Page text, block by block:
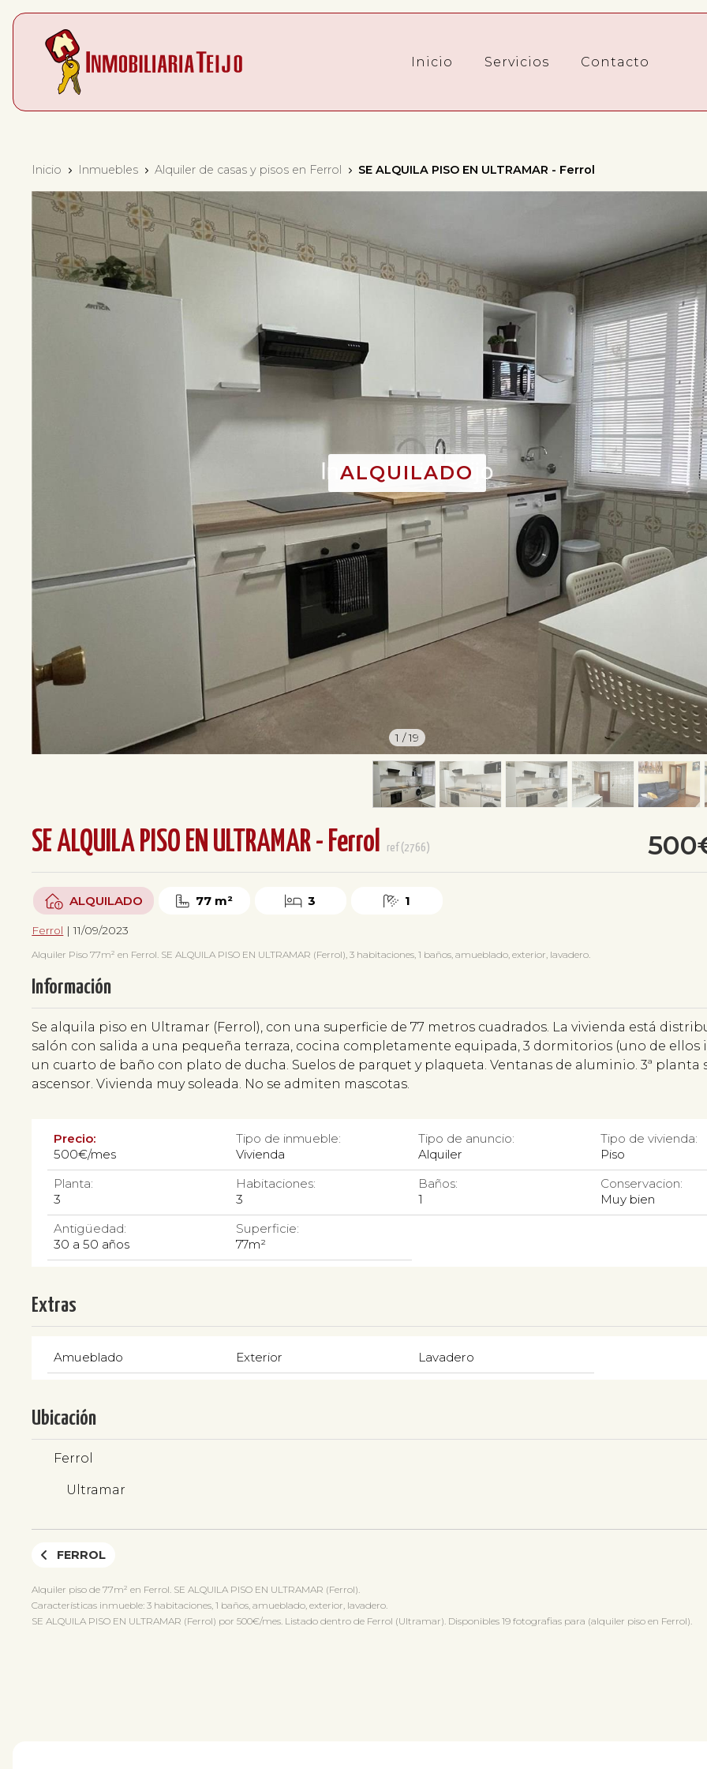
Inicio Servicios Contacto
Inicio Inmuebles Alquiler de casas y pisos en Ferrol SE ALQUILA PISO EN ULTRAMAR - Ferrol
1 /19
SE ALQUILA PISO EN ULTRAMAR - Ferrol ref(2766)
ALQUILADO 77 m² 3 1
Ferrol | 11/09/2023
Alquiler Piso 77m² en Ferrol. SE ALQUILA PISO EN ULTRAMAR (Ferrol), 3 habitaciones, 1 baños, amueblado, exterior, lavadero.
Información
Se alquila piso en Ultramar (Ferrol), con una superficie de 77 metros cuadrados. La vivienda está
salón con salida a una pequeña terraza, cocina completamente equipada, 3 dormitorios (uno de ellos
un cuarto de baño con plato de ducha. Suelos de parquet y plaqueta. Ventanas de aluminio. 3ª planta
ascensor. Vivienda muy soleada. No se admiten mascotas.
Precio:
500€/mes
Tipo de inmueble:
Vivienda
Tipo de anuncio:
Alquiler
Tipo de vivienda:
Piso
Planta:
3
Habitaciones:
3
Baños:
1
Conservacion:
Muy bien
Antigüedad:
30 a 50 años
Superficie:
77m²
Extras
Amueblado Exterior Lavadero
Ubicación
Ferrol
Ultramar
FERROL
Alquiler piso de 77m² en Ferrol. SE ALQUILA PISO EN ULTRAMAR (Ferrol).
Características inmueble: 3 habitaciones, 1 baños, amueblado, exterior, lavadero.
SE ALQUILA PISO EN ULTRAMAR (Ferrol) por 500€/mes. Listado dentro de Ferrol (Ultramar). Disponibles 19 fotografias para (alquiler piso en Ferrol).